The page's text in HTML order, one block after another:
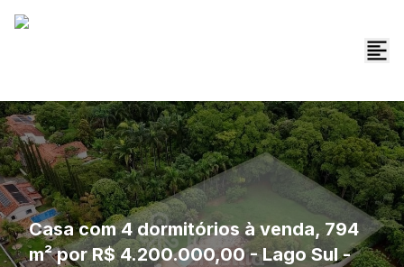
Casa com 4 dormitórios à venda, 794
m² por R$ 4.200.000,00 - Lago Sul -